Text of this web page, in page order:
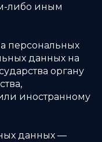
либо иным
персональных
данных на
органу
иностранному
данных —